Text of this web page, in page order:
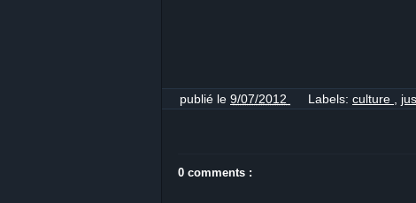
publié le 9/07/2012 Labels: culture
0 comments :